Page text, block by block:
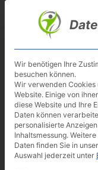
Skip
Besuche
NOHrD
Wir benötigen Ihre
besuchen können.
Wir verwenden Cookies
Website. Einige von
diese Website und Ihre
Daten können
personalisierte
Inhaltsmessung.
Daten finden Sie in
Auswahl jederzeit unter